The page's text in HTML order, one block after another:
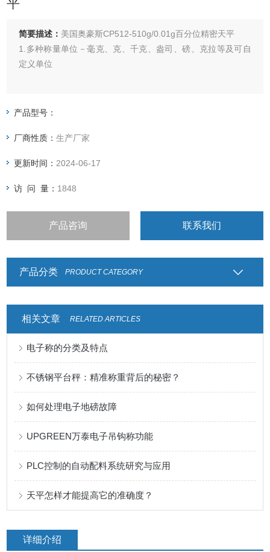
平
简要描述： 美国奥豪斯CP512-510g/0.01g百分位精密天平
1.多种称量单位－毫克、克、千克、盎司、磅、克拉等及可自
定义单位
平进行高、中、低滤波优化设置，从而使称量结果更快速、更
设置可以保证即使环境有微小的变化，天平仍然保持从0克开
始称响应速度
产品型号：
厂商性质：生产厂家
更新时间： 2024-06-17
访 问 量： 1848
产品咨询 联系我们
产品分类 PRODUCT CATEGORY
相关文章 RELATED ARTICLES
电子称的分类及特点
不锈钢平台秤：精准称重背后的秘密？
如何处理电子地磅故障
UPGREEN万泰电子吊钩称功能
PLC控制的自动配料系统研究与应用
天平怎样才能提高它的准确度？
详细介绍